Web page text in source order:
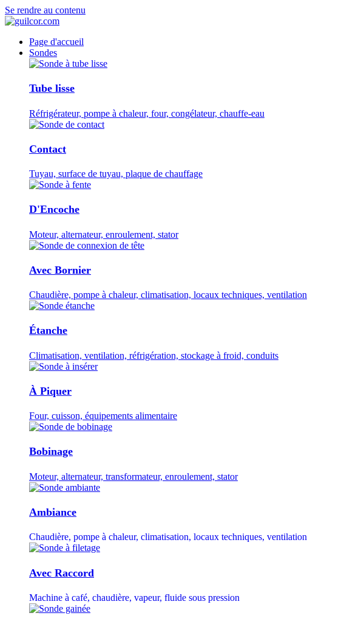
Se rendre au contenu
Page d'accueil
Sondes
Tube lisse
Réfrigérateur, pompe à chaleur, four, congélateur, chauffe-eau
Contact
Tuyau, surface de tuyau, plaque de chauffage
D'Encoche
Moteur, alternateur, enroulement, stator
Avec Bornier
Chaudière, pompe à chaleur, climatisation, locaux techniques, ventilation
Étanche
Climatisation, ventilation, réfrigération, stockage à froid, conduits
À Piquer
Four, cuisson, équipements alimentaire
Bobinage
Moteur, alternateur, transformateur, enroulement, stator
Ambiance
Chaudière, pompe à chaleur, climatisation, locaux techniques, ventilation
Avec Raccord
Machine à café, chaudière, vapeur, fluide sous pression